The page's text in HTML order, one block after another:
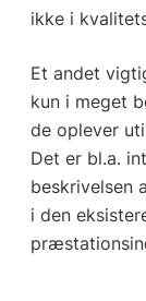
ikke i
Et andet
kun i meget
de oplever
Det er bl.a.
beskrivelsen
i den